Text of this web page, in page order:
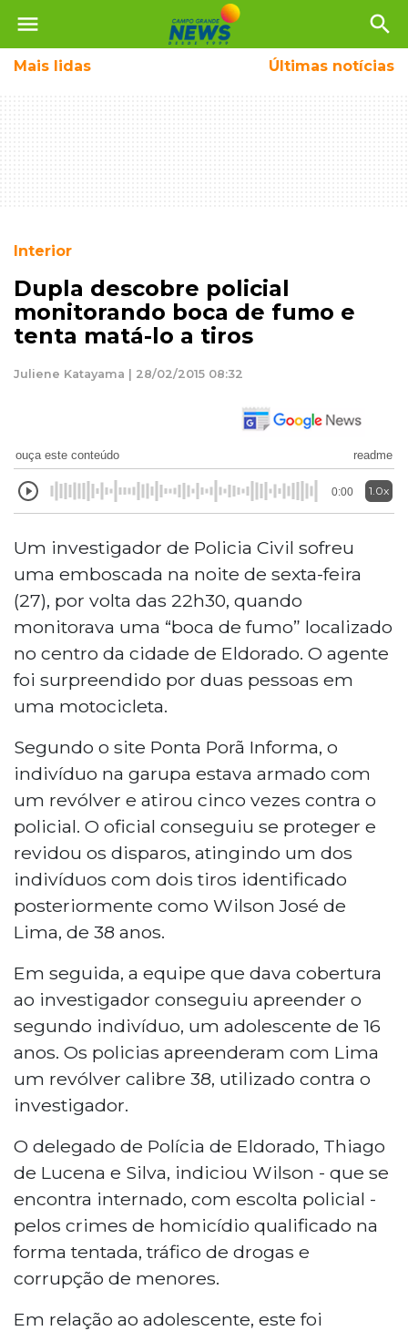
menu search
Mais lidas Últimas notícias
Interior
Dupla descobre policial
monitorando boca de fumo e
tenta matá-lo a tiros
Juliene Katayama | 28/02/2015 08:32
ouça este conteúdo readme
0:00 1.0x
Um investigador de Policia Civil sofreu
uma emboscada na noite de sexta-feira
(27), por volta das 22h30, quando
monitorava uma “boca de fumo” localizado
no centro da cidade de Eldorado. O agente
foi surpreendido por duas pessoas em
uma motocicleta.
Segundo o site Ponta Porã Informa, o
indivíduo na garupa estava armado com
um revólver e atirou cinco vezes contra o
policial. O oficial conseguiu se proteger e
revidou os disparos, atingindo um dos
indivíduos com dois tiros identificado
posteriormente como Wilson José de
Lima, de 38 anos.
Em seguida, a equipe que dava cobertura
ao investigador conseguiu apreender o
segundo indivíduo, um adolescente de 16
anos. Os policias apreenderam com Lima
um revólver calibre 38, utilizado contra o
investigador.
O delegado de Polícia de Eldorado, Thiago
de Lucena e Silva, indiciou Wilson - que se
encontra internado, com escolta policial -
pelos crimes de homicídio qualificado na
forma tentada, tráfico de drogas e
corrupção de menores.
Em relação ao adolescente, este foi